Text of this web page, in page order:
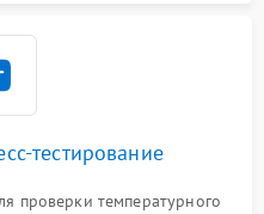
тестирование
проверки температурного